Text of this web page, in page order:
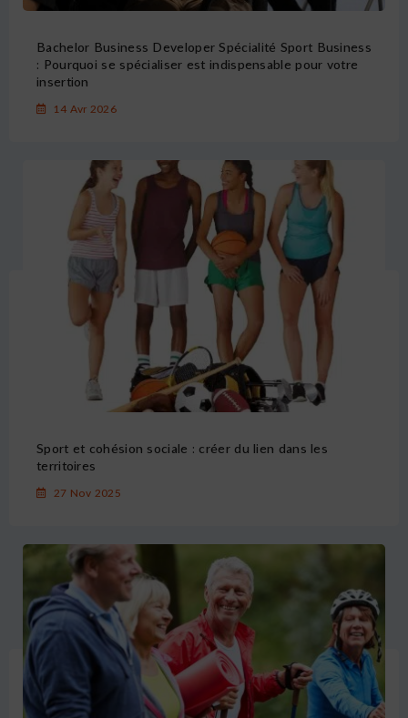
Bachelor Business Developer Spécialité Sport Business
: Pourquoi se spécialiser est indispensable pour votre
insertion
14 Avr 2026
Sport et cohésion sociale : créer du lien dans les
territoires
27 Nov 2025